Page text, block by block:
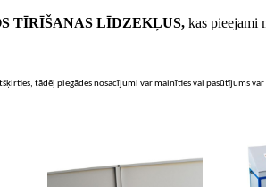
TĪRĪŠANAS LĪDZEKĻUS, kas pieejami
tādēļ piegādes nosacījumi var mainīties vai pasūtījums